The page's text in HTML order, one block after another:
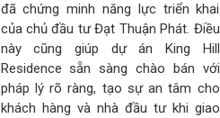
đã chứng minh năng lực triển khai
của chủ đầu tư Đạt Thuận Phát. Điều
này cũng giúp dự án King Hill
Residence sẵn sàng chào bán với
pháp lý rõ ràng, tạo sự an tâm cho
khách hàng và nhà đầu tư khi giao